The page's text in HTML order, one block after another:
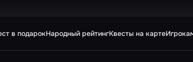
в подарокНародный рейтингКвесты на карте